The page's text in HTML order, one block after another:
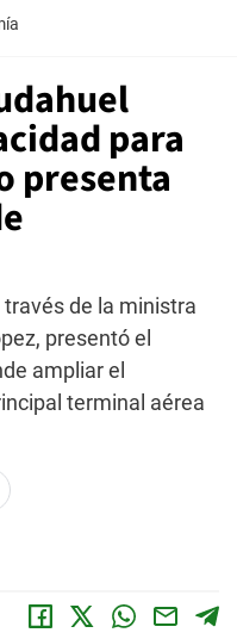
para
presenta
través de la ministra
presentó el
ampliar el
terminal aérea